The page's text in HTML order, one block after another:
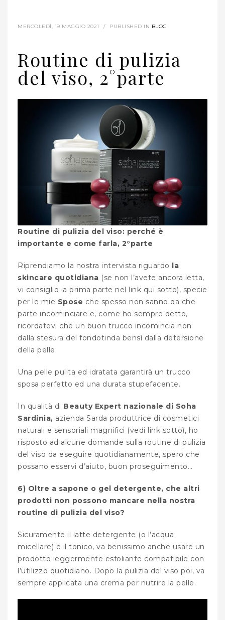
MERCOLEDÌ, 19 MAGGIO 2021 / PUBLISHED IN BLOG
Routine di pulizia
del viso, 2°parte
Routine di pulizia del viso: perché è
importante e come farla, 2°parte
Riprendiamo la nostra intervista riguardo
la
skincare quotidiana (se non l’avete ancora letta,
vi consiglio la prima parte nel link qui sotto), specie
per le mie Spose che spesso non sanno da che
parte incominciare e, come ho sempre detto,
ricordatevi che un buon trucco incomincia non
dalla stesura del fondotinda bensì dalla detersione
della pelle.
Una pelle pulita ed idratata garantirà un trucco
sposa perfetto ed una durata stupefacente.
In qualità di Beauty Expert nazionale di Soha
Sardinia, azienda Sarda produttrice di cosmetici
naturali e sensoriali magnifici (vedi link sotto), ho
risposto ad alcune domande sulla routine di pulizia
del viso da eseguire quotidianamente, spero che
possano esservi d’aiuto, buon proseguimento…
6) Oltre a sapone o gel detergente, che altri
prodotti non possono mancare nella nostra
routine di pulizia del viso?
Sicuramente il latte detergente (o l’acqua
micellare) e il tonico, va benissimo anche usare un
prodotto leggermente esfoliante compatibile con
l’utilizzo quotidiano. Dopo la pulizia del viso poi, va
sempre applicata una crema per nutrire la pelle.